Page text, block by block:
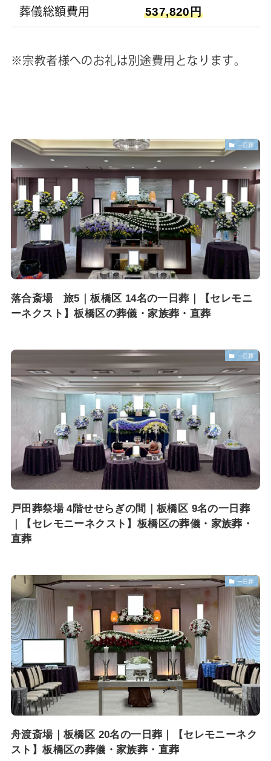
葬儀総額費用 537,820円
※宗教者様へのお礼は別途費用となります。
一日葬
落合斎場 旅5｜板橋区 14名の一日葬｜【セレモニ
ーネクスト】板橋区の葬儀・家族葬・直葬
一日葬
戸田葬祭場 4階せせらぎの間｜板橋区 9名の一日葬
｜【セレモニーネクスト】板橋区の葬儀・家族葬・
直葬
一日葬
舟渡斎場｜板橋区 20名の一日葬｜【セレモニーネク
スト】板橋区の葬儀・家族葬・直葬